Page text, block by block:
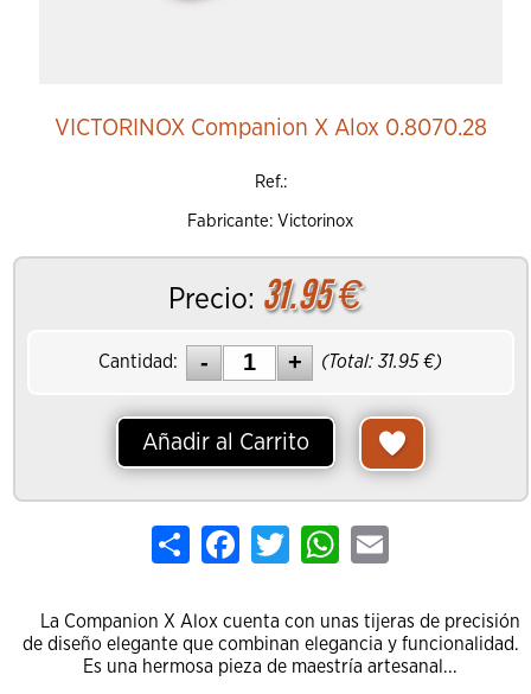
VICTORINOX Companion X Alox 0.8070.28
Ref.:
Fabricante: Victorinox
Precio: 31.95€
Cantidad: (Total:31.95 €)
Añadir al Carrito
Share FacebookTwitter WhatsApp
La Companion X Alox cuenta con unas tijeras de precisión
de diseño elegante que combinan elegancia y funcionalidad.
Es una hermosa pieza de maestría artesanal...